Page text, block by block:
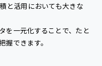
と活用においても大きな
を一元化することで、たと
握できます。